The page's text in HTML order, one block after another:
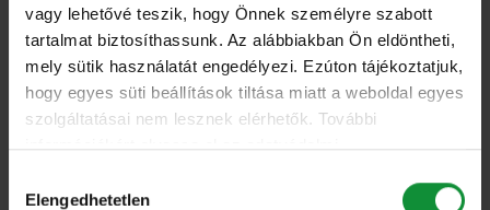
vagy lehetővé teszik, hogy Önnek személyre szabott
tartalmat biztosíthassunk. Az alábbiakban Ön eldöntheti,
mely sütik használatát engedélyezi. Ezúton tájékoztatjuk,
hogy egyes süti beállítások tiltása miatt a weboldal egyes
szolgáltatásai nem lesznek elérhetők. További
információkért olvassa el az adatvédelmi
kiválasztása
Elengedhetetlen
nagyobb siker volt: összesen 160 helyszín —
köztük éttermek, cukrászdák, és két közétkeztetési
szolgáltató — csatlakozott a kezdeményezéshez. A
résztvevő helyszíneken elhelyezett pink –
figyelemfelhívó – grafikai anyagok, valamint az
ikonikus rózsaszín masni idén is a korai diagnózis